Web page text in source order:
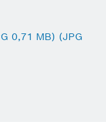
0,71 MB) (JPG